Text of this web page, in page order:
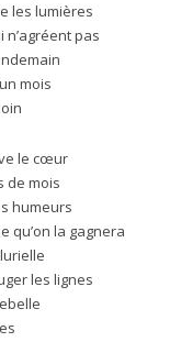
les lumières
n’agréent pas
mois
le cœur
de mois
humeurs
qu’on la gagnera
les lignes